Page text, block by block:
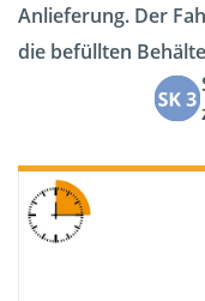
Anlieferung. Der
die befüllten